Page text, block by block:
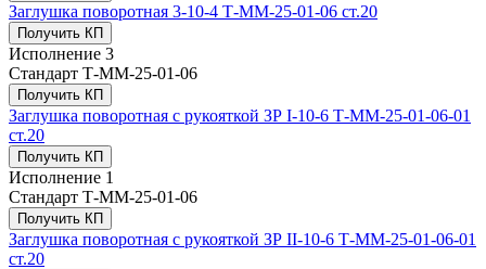
Заглушка поворотная 3-10-4 Т-ММ-25-01-06 ст.20
Получить КП
Исполнение 3
Стандарт Т-ММ-25-01-06
Получить КП
Заглушка поворотная с рукояткой ЗР I-10-6 Т-ММ-25-01-06-01
ст.20
Получить КП
Исполнение 1
Стандарт Т-ММ-25-01-06
Получить КП
Заглушка поворотная с рукояткой ЗР II-10-6 Т-ММ-25-01-06-01
ст.20